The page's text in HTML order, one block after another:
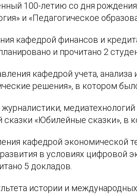
100-летию со дня
и «Педагогическое
кафедрой финансов и
и прочитано 2
кафедройучета,
решения», в котором
журналистики,
«Юбилейные сказки», в
кафедрой
в условиях цифровой
5 докладов.
истории и